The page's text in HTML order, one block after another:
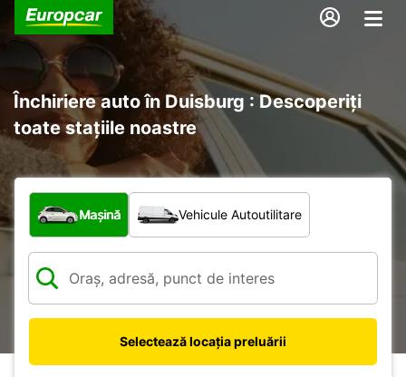
Închiriere auto în Duisburg : Descoperiți
toate stațiile noastre
Ce tip de vehicul?
Mașină Vehicule Autoutilitare
Selectează locația preluării